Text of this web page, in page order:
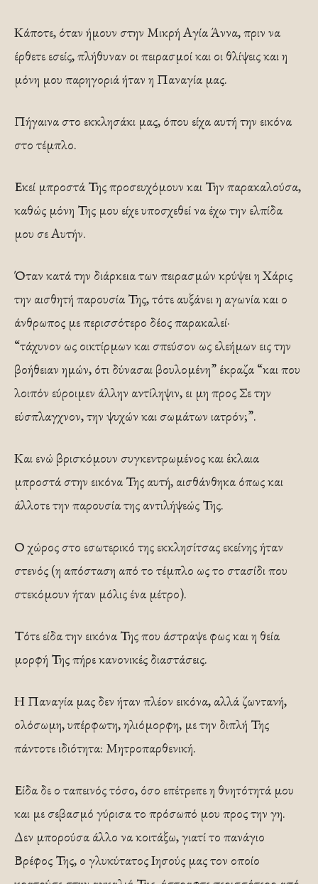
Κάποτε, όταν ήμουν στην Μικρή Αγία Άννα, πριν να
έρθετε εσείς, πλήθυναν οι πειρασμοί και οι θλίψεις και η
μόνη μου παρηγοριά ήταν η Παναγία μας.
Πήγαινα στο εκκλησάκι μας, όπου είχα αυτή την εικόνα
στο τέμπλο.
Εκεί μπροστά Της προσευχόμουν και Την παρακαλούσα,
καθώς μόνη Της μου είχε υποσχεθεί να έχω την ελπίδα
μου σε Αυτήν.
Όταν κατά την διάρκεια των πειρασμών κρύψει η Χάρις
την αισθητή παρουσία Της, τότε αυξάνει η αγωνία και ο
άνθρωπος με περισσότερο δέος παρακαλεί·
“τάχυνον ως οικτίρμων και σπεύσον ως ελεήμων εις την
βοήθειαν ημών, ότι δύνασαι βουλομένη” έκραζα “και που
λοιπόν εύροιμεν άλλην αντίληψιν, ει μη προς Σε την
εύσπλαγχνον, την ψυχών και σωμάτων ιατρόν;”.
Και ενώ βρισκόμουν συγκεντρωμένος και έκλαια
μπροστά στην εικόνα Της αυτή, αισθάνθηκα όπως και
άλλοτε την παρουσία της αντιλήψεώς Της.
Ο χώρος στο εσωτερικό της εκκλησίτσας εκείνης ήταν
στενός (η απόσταση από το τέμπλο ως το στασίδι που
στεκόμουν ήταν μόλις ένα μέτρο).
Τότε είδα την εικόνα Της που άστραψε φως και η θεία
μορφή Της πήρε κανονικές διαστάσεις.
Η Παναγία μας δεν ήταν πλέον εικόνα, αλλά ζωντανή,
ολόσωμη, υπέρφωτη, ηλιόμορφη, με την διπλή Της
πάντοτε ιδιότητα: Μητροπαρθενική.
Είδα δε ο ταπεινός τόσο, όσο επέτρεπε η θνητότητά μου
και με σεβασμό γύρισα το πρόσωπό μου προς την γη.
Δεν μπορούσα άλλο να κοιτάξω, γιατί το πανάγιο
Βρέφος Της, ο γλυκύτατος Ιησούς μας τον οποίο